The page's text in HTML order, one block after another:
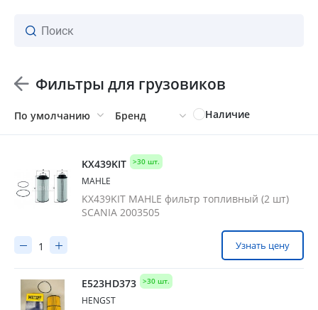
Фильтры для грузовиков
По умолчанию
Бренд
SAMPIYON
BOSCH
HALDEX
HTP
KNORR BREMSE
Наличие
KX439KIT >30 шт.
MAHLE
KX439KIT MAHLE фильтр топливный (2 шт)
SCANIA 2003505
Узнать цену
E523HD373 >30 шт.
HENGST